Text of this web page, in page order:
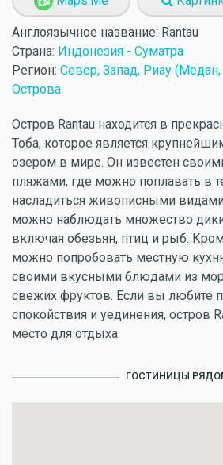
Англоязычное название: Rantau
Страна: Индонезия - Суматра
Регион: Север, Запад, Риау
Острова
Остров Rantau находится в
Тоба, которое является
озером в мире. Он известен
пляжами, где можно поплавать в
насладиться живописными
можно наблюдать множество
включая обезьян, птиц и рыб.
можно попробовать местную
своими вкусными блюдами из
свежих фруктов. Если вы любите
спокойствия и уединения, остров
место для отдыха.
ГОСТИНИЦЫ